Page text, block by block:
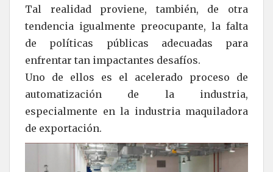
Tal realidad proviene, también, de otra
tendencia igualmente preocupante, la falta
de políticas públicas adecuadas para
enfrentar tan impactantes desafíos.
Uno de ellos es el acelerado proceso de
automatización de la industria,
especialmente en la industria maquiladora
de exportación.